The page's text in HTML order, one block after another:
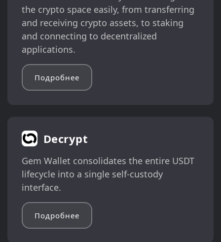
the crypto space easily, from transferring
and receiving crypto assets, to staking
and connecting to decentralized
applications.
Подробнее
Decrypt
Gem Wallet consolidates the entire USDT
lifecycle into a single self-custody
interface.
Подробнее